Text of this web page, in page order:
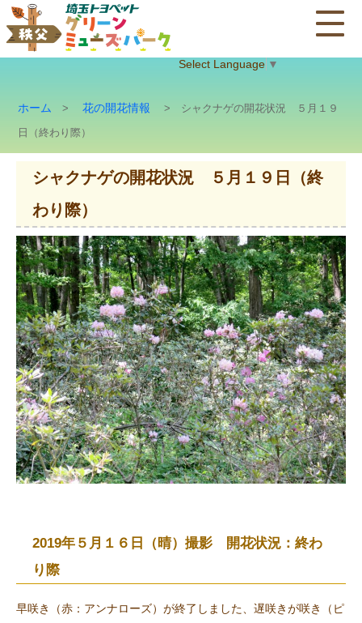
Select Language ▼
ホーム >花の開花情報 > シャクナゲの開花状況 ５月１９
日（終わり際）
シャクナゲの開花状況 ５月１９日（終
わり際）
2019年５月１６日（晴）撮影 開花状況：終わ
り際
早咲き（赤：アンナローズ）が終了しました、遅咲きが咲き（ピ